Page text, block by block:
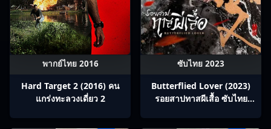
พากย์ไทย 2016
Hard Target 2 (2016) คน
แกร่งทะลวงเดี่ยว 2
ซับไทย 2023
Butterflied Lover (2023)
รอยสาปทาสผีเสื้อ ซับไทย